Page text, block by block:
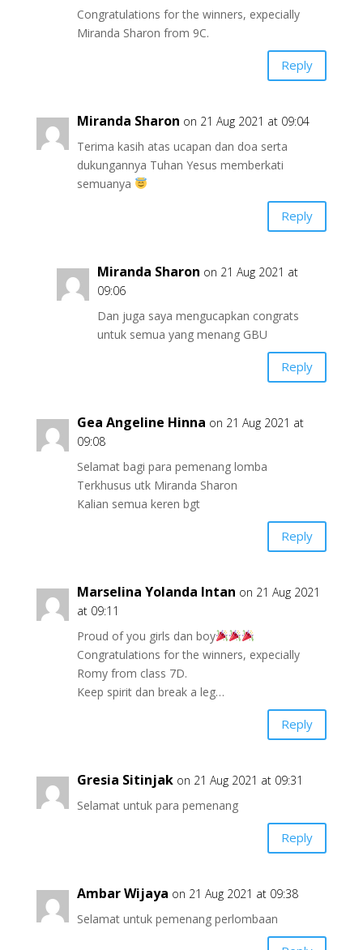
Congratulations for the winners, expecially
Miranda Sharon from 9C.
Reply
Miranda Sharon on 21 Aug 2021 at 09:04
Terima kasih atas ucapan dan doa serta
dukungannya Tuhan Yesus memberkati
semuanya
Reply
Miranda Sharon on 21 Aug 2021 at
09:06
Dan juga saya mengucapkan congrats
untuk semua yang menang GBU
Reply
Gea Angeline Hinna on 21 Aug 2021 at
09:08
Selamat bagi para pemenang lomba
Terkhusus utk Miranda Sharon
Kalian semua keren bgt
Reply
Marselina Yolanda Intan on 21 Aug 2021
at 09:11
Proud of you girls dan boy
Congratulations for the winners, expecially
Romy from class 7D.
Keep spirit dan break a leg…
Reply
Gresia Sitinjak on 21 Aug 2021 at 09:31
Selamat untuk para pemenang
Reply
Ambar Wijaya on 21 Aug 2021 at 09:38
Selamat untuk pemenang perlombaan